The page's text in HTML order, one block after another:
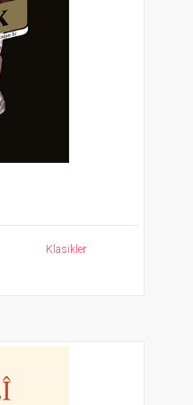
Klasikler